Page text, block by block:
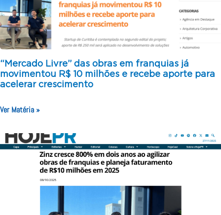
“Mercado Livre” das obras em franquias já
movimentou R$ 10 milhões e recebe aporte para
acelerar crescimento
Ver Matéria »